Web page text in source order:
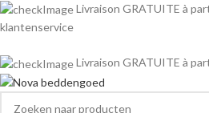
Livraison GRATUITE à
klantenservice
Livraison GRATUITE à